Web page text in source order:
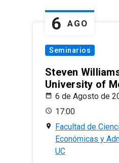
6 AGO
Seminarios
Steven
University of
6 de Agosto de
17:00
Facultad de
Económicas y
UC